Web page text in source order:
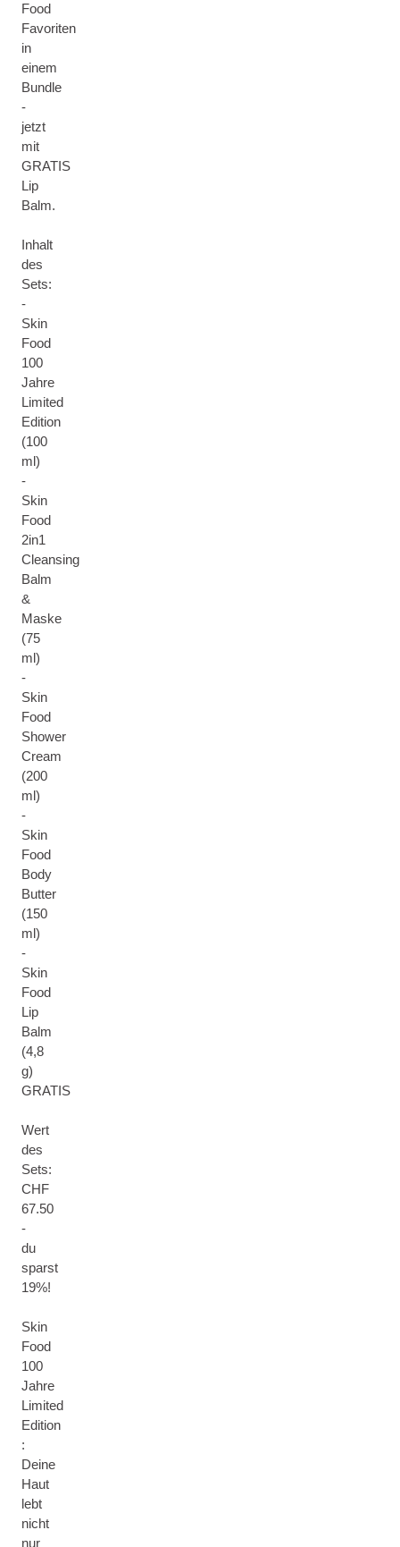
Food
Favoriten
in
einem
Bundle
-
jetzt
mit
GRATIS
Lip
Balm.
Inhalt
des
Sets:
-
Skin
Food
100
Jahre
Limited
Edition
(100
ml)
-
Skin
Food
2in1
Cleansing
Balm
&
Maske
(75
ml)
-
Skin
Food
Shower
Cream
(200
ml)
-
Skin
Food
Body
Butter
(150
ml)
-
Skin
Food
Lip
Balm
(4,8
g)
GRATIS
Wert
des
Sets:
CHF
67.50
-
du
sparst
19%!
Skin
Food
100
Jahre
Limited
Edition
:
Deine
Haut
lebt
nicht
nur